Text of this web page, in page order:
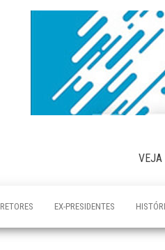
VEJA
EX-PRESIDENTES